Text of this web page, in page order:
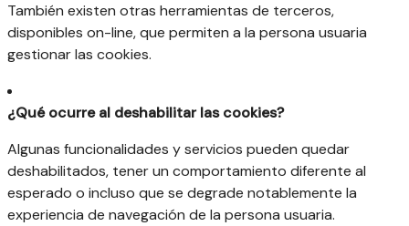
También existen otras herramientas de terceros,
disponibles on-line, que permiten a la persona usuaria
gestionar las cookies.
¿Qué ocurre al deshabilitar las cookies?
Algunas funcionalidades y servicios pueden quedar
deshabilitados, tener un comportamiento diferente al
esperado o incluso que se degrade notablemente la
experiencia de navegación de la persona usuaria.